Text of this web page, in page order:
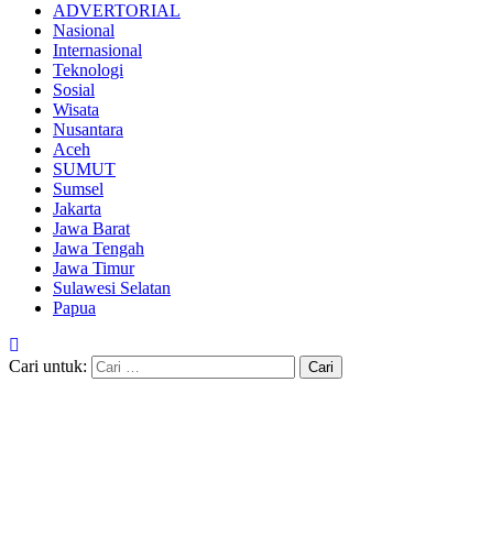
ADVERTORIAL
Nasional
Internasional
Teknologi
Sosial
Wisata
Nusantara
Aceh
SUMUT
Sumsel
Jakarta
Jawa Barat
Jawa Tengah
Jawa Timur
Sulawesi Selatan
Papua
Cari untuk: